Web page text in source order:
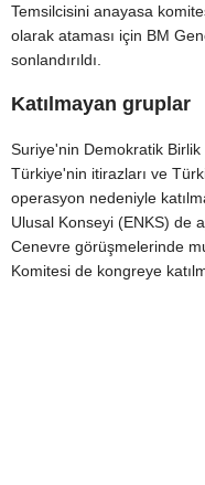
Temsilcisini anayasa
olarak ataması için BM
sonlandırıldı.
Katılmayan gruplar
Suriye'nin Demokratik
Türkiye'nin itirazları ve
operasyon nedeniyle
Ulusal Konseyi (ENKS) de
Cenevre görüşmelerinde
Komitesi de kongreye